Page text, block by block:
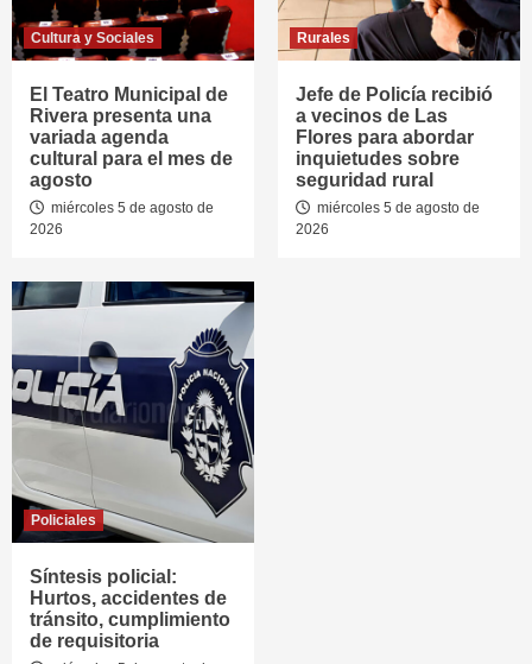
Cultura y Sociales
El Teatro Municipal de
Rivera presenta una
variada agenda
cultural para el mes de
agosto
miércoles 5 de agosto de
2026
Rurales
Jefe de Policía recibió
a vecinos de Las
Flores para abordar
inquietudes sobre
seguridad rural
miércoles 5 de agosto de
2026
Policiales
Síntesis policial:
Hurtos, accidentes de
tránsito, cumplimiento
de requisitoria